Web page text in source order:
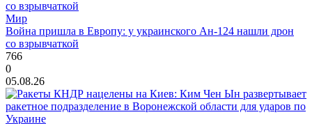
Мир
Война пришла в Европу: у украинского Ан-124 нашли дрон
со взрывчаткой
766
0
05.08.26